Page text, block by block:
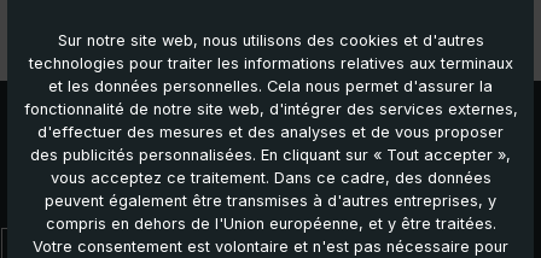
Caractéristiques
Autres produits que vous pourriez aimer :
Sur notre site web, nous utilisons des cookies et d'autres
technologies pour traiter les informations relatives aux terminaux
et les données personnelles. Cela nous permet d'assurer la
fonctionnalité de notre site web, d'intégrer des services externes,
d'effectuer des mesures et des analyses et de vous proposer
des publicités personnalisées. En cliquant sur « Tout accepter »,
vous acceptez ce traitement. Dans ce cadre, des données
peuvent également être transmises à d'autres entreprises, y
compris en dehors de l'Union européenne, et y être traitées.
Votre consentement est volontaire et n'est pas nécessaire pour